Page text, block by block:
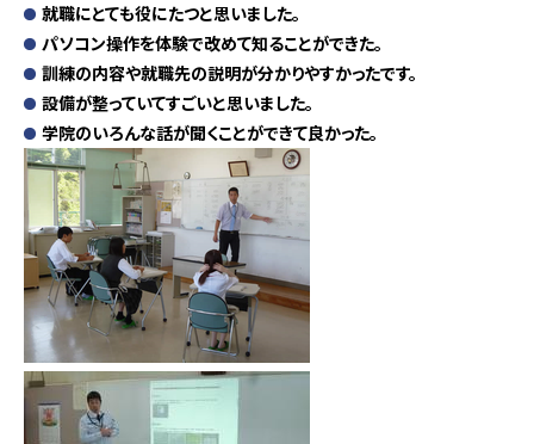
就職にとても役にたつと思いました。
パソコン操作を体験で改めて知ることができた。
訓練の内容や就職先の説明が分かりやすかったです。
設備が整っていてすごいと思いました。
学院のいろんな話が聞くことができて良かった。